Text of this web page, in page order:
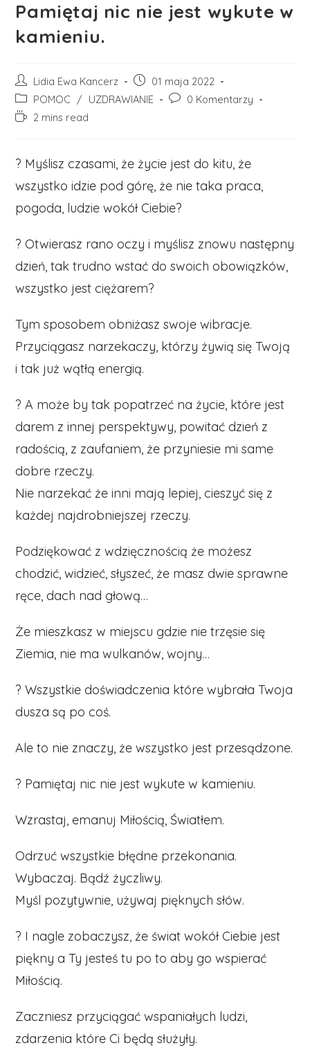
Pamiętaj nic nie jest wykute w
kamieniu.
Post
author:
Lidia Ewa Kancerz
Post
published:
01 maja 2022
Post
category:
POMOC / UZDRAWIANIE
Post0 Komentarzy
Reading2 mins read
? Myślisz czasami, że życie jest do kitu, że
wszystko idzie pod górę, że nie taka praca,
pogoda, ludzie wokół Ciebie?
? Otwierasz rano oczy i myślisz znowu następny
dzień, tak trudno wstać do swoich obowiązków,
wszystko jest ciężarem?
Tym sposobem obniżasz swoje wibracje.
Przyciągasz narzekaczy, którzy żywią się Twoją
i tak już wątłą energią.
? A może by tak popatrzeć na życie, które jest
darem z innej perspektywy, powitać dzień z
radością, z zaufaniem, że przyniesie mi same
dobre rzeczy.
Nie narzekać że inni mają lepiej, cieszyć się z
każdej najdrobniejszej rzeczy.
Podziękować z wdzięcznością że możesz
chodzić, widzieć, słyszeć, że masz dwie sprawne
ręce, dach nad głową…
Że mieszkasz w miejscu gdzie nie trzęsie się
Ziemia, nie ma wulkanów, wojny…
? Wszystkie doświadczenia które wybrała Twoja
dusza są po coś.
Ale to nie znaczy, że wszystko jest przesądzone.
? Pamiętaj nic nie jest wykute w kamieniu.
Wzrastaj, emanuj Miłością, Światłem.
Odrzuć wszystkie błędne przekonania.
Wybaczaj. Bądź życzliwy.
Myśl pozytywnie, używaj pięknych słów.
? I nagle zobaczysz, że świat wokół Ciebie jest
piękny a Ty jesteś tu po to aby go wspierać
Miłością.
Zaczniesz przyciągać wspaniałych ludzi,
zdarzenia które Ci będą służyły.